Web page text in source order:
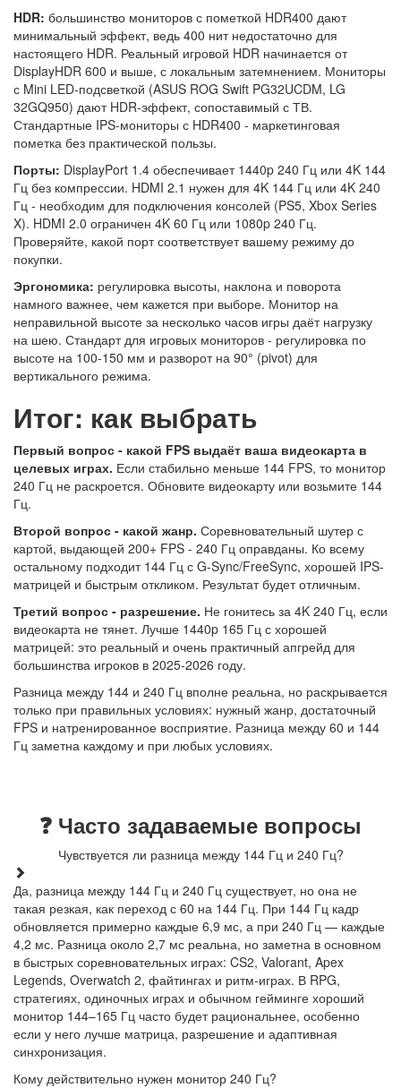
HDR: большинство мониторов с пометкой HDR400 дают
минимальный эффект, ведь 400 нит недостаточно для
настоящего HDR. Реальный игровой HDR начинается от
DisplayHDR 600 и выше, с локальным затемнением. Мониторы
с Mini LED-подсветкой (ASUS ROG Swift PG32UCDM, LG
32GQ950) дают HDR-эффект, сопоставимый с ТВ.
Стандартные IPS-мониторы с HDR400 - маркетинговая
пометка без практической пользы.
Порты: DisplayPort 1.4 обеспечивает 1440p 240 Гц или 4K 144
Гц без компрессии. HDMI 2.1 нужен для 4K 144 Гц или 4K 240
Гц - необходим для подключения консолей (PS5, Xbox Series
X). HDMI 2.0 ограничен 4K 60 Гц или 1080p 240 Гц.
Проверяйте, какой порт соответствует вашему режиму до
покупки.
Эргономика: регулировка высоты, наклона и поворота
намного важнее, чем кажется при выборе. Монитор на
неправильной высоте за несколько часов игры даёт нагрузку
на шею. Стандарт для игровых мониторов - регулировка по
высоте на 100-150 мм и разворот на 90° (pivot) для
вертикального режима.
Итог: как выбрать
Первый вопрос - какой FPS выдаёт ваша видеокарта в
целевых играх. Если стабильно меньше 144 FPS, то монитор
240 Гц не раскроется. Обновите видеокарту или возьмите 144
Гц.
Второй вопрос - какой жанр. Соревновательный шутер с
картой, выдающей 200+ FPS - 240 Гц оправданы. Ко всему
остальному подходит 144 Гц с G-Sync/FreeSync, хорошей IPS-
матрицей и быстрым откликом. Результат будет отличным.
Третий вопрос - разрешение. Не гонитесь за 4K 240 Гц, если
видеокарта не тянет. Лучше 1440p 165 Гц с хорошей
матрицей: это реальный и очень практичный апгрейд для
большинства игроков в 2025-2026 году.
Разница между 144 и 240 Гц вполне реальна, но раскрывается
только при правильных условиях: нужный жанр, достаточный
FPS и натренированное восприятие. Разница между 60 и 144
Гц заметна каждому и при любых условиях.
❓ Часто задаваемые вопросы
Чувствуется ли разница между 144 Гц и 240 Гц?
Да, разница между 144 Гц и 240 Гц существует, но она не
такая резкая, как переход с 60 на 144 Гц. При 144 Гц кадр
обновляется примерно каждые 6,9 мс, а при 240 Гц — каждые
4,2 мс. Разница около 2,7 мс реальна, но заметна в основном
в быстрых соревновательных играх: CS2, Valorant, Apex
Legends, Overwatch 2, файтингах и ритм-играх. В RPG,
стратегиях, одиночных играх и обычном гейминге хороший
монитор 144–165 Гц часто будет рациональнее, особенно
если у него лучше матрица, разрешение и адаптивная
синхронизация.
Кому действительно нужен монитор 240 Гц?